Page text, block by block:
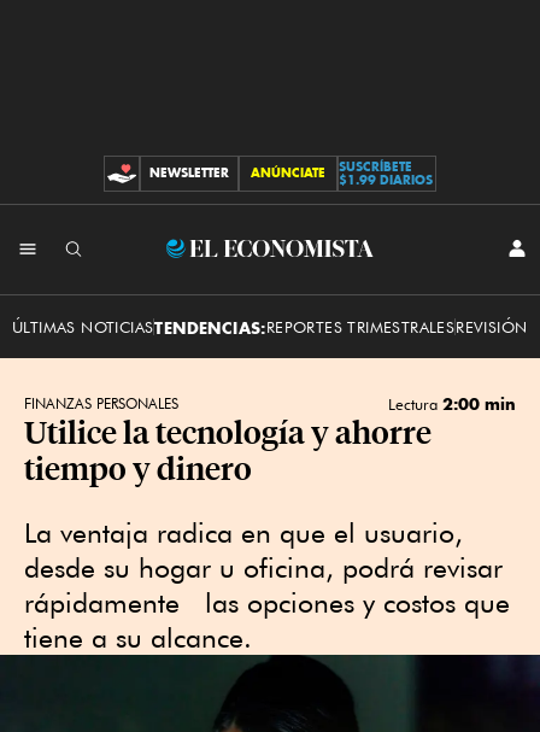
CONTRIBUCIONES
NEWSLETTER ANÚNCIATE
SUSCRÍBETE
$1.99 DIARIOS
El
ÚLTIMAS NOTICIASTENDENCIAS:REPORTES TRIMESTRALESREVISIÓN
FINANZAS PERSONALES Lectura 2:00 min
Utilice la tecnología y ahorre
tiempo y dinero
La ventaja radica en que el usuario,
desde su hogar u oficina, podrá revisar
rápidamente las opciones y costos que
tiene a su alcance.